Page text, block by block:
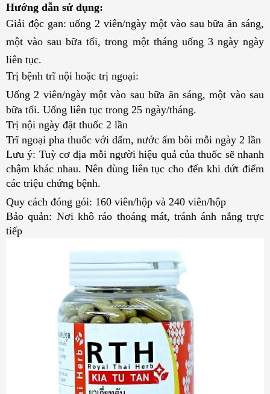
Hướng dẫn sử dụng:
Giải độc gan: uống 2 viên/ngày một vào sau bữa ăn sáng,
một vào sau bữa tối, trong một tháng uống 3 ngày ngày
liên tục.
Trị bệnh trĩ nội hoặc trị ngoại:
Uống 2 viên/ngày một vào sau bữa ăn sáng, một vào sau
bữa tối. Uống liên tục trong 25 ngày/tháng.
Trị nội ngày đặt thuốc 2 lần
Trĩ ngoại pha thuốc với dấm, nước ấm bôi mỗi ngày 2 lần
Lưu ý: Tuỳ cơ địa mỗi người hiệu quả của thuốc sẽ nhanh
chậm khác nhau. Nên dùng liên tục cho đến khi dứt điểm
các triệu chứng bệnh.
Quy cách đóng gói: 160 viên/hộp và 240 viên/hộp
Bảo quản: Nơi khô ráo thoáng mát, tránh ánh nắng trực
tiếp